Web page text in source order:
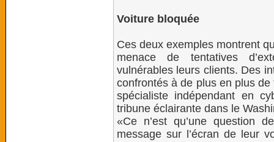
Voiture bloquée
Ces deux exemples montrent
menace de tentatives
vulnérables leurs clients. Des
confrontés à de plus en plus
spécialiste indépendant en
tribune éclairante dans le
«Ce n’est qu’une question
message sur l’écran de leur